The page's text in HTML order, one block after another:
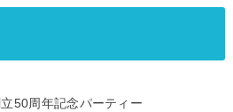
50周年記念パーティー